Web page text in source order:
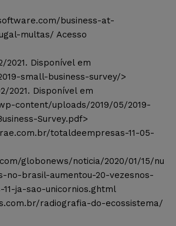
business-at-
multas/ Acesso
2021. Disponível em
small-business-survey/>
2021. Disponível em
content/uploads/2019/05/2019-
Survey.pdf>
totaldeempresas-11-05-
globonews/noticia/2020/01/15/nu
no-brasil-aumentou-20-vezesnos-
ja-sao-unicornios.ghtml
radiografia-do-ecossistema/